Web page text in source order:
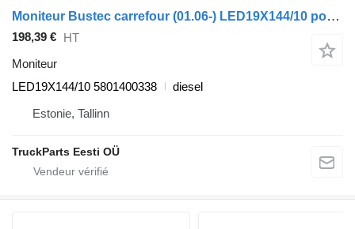
Moniteur Bustec carrefour (01.06-) LED19X144/10 pour Irisbus Arway, Crossway, Crealis, Magelys, Proway, Daily Tourys (2006-)
198,39 € HT
Moniteur
LED19X144/10 5801400338
diesel
Estonie, Tallinn
TruckParts Eesti OÜ